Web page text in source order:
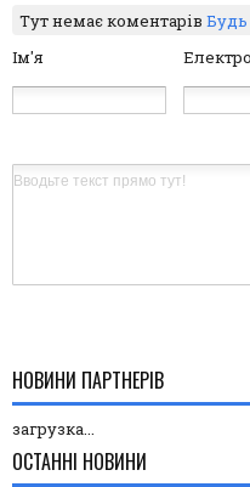
Тут немає коментарів
Ім'я
НОВИНИ ПАРТНЕРІВ
загрузка...
ОСТАННІ НОВИНИ